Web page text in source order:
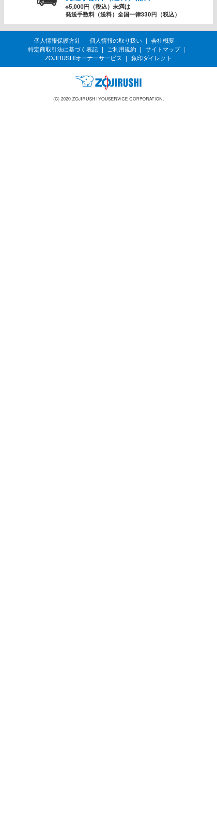
※5,000円（税込）未満は
発送手数料（送料）全国一律330円（税込）
個人情報保護方針 個人情報の取り扱い
会社概要
特定商取引法に基づく表記
ご利用規約
サイトマップ
ZOJIRUSHIオーナーサービス
象印ダイレクト
(C) 2020 ZOJIRUSHI YOUSERVICE CORPORATION.